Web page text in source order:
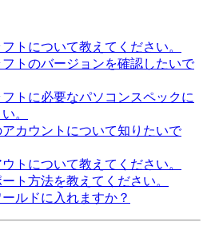
トについて教えてください。
トのバージョンを確認したいで
トに必要なパソコンスペックに
。
カウントについて知りたいで
トについて教えてください。
ト方法を教えてください。
ルドに入れますか？